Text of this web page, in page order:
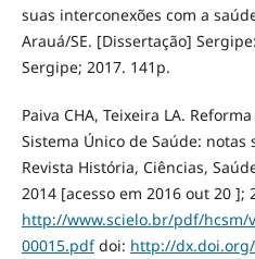
suas interconexões com a
Arauá/SE. [Dissertação]
Sergipe; 2017. 141p.
Paiva CHA, Teixeira LA.
Sistema Único de Saúde:
Revista História, Ciências,
2014 [acesso em 2016 out 20 ];
http://www.scielo.br/pdf/hcsm/
00015.pdfdoi: http://dx.doi.org/